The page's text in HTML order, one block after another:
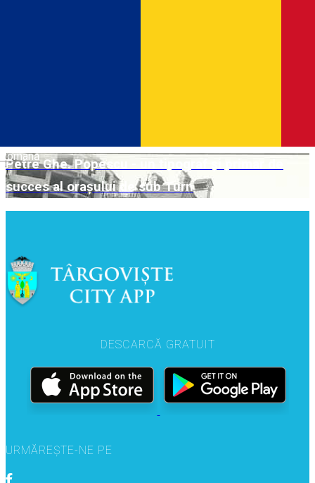
Română
Petre Ghe. Popescu - un tipograf și primar de
succes al orașului de sub Turn
DESCARCĂ GRATUIT
URMĂREȘTE-NE PE